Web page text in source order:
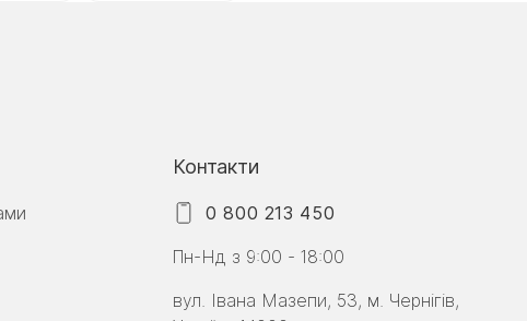
Контакти
0 800 213 450
Пн-Нд з 9:00 - 18:00
вул. Івана Мазепи, 53, м. Чернігів,